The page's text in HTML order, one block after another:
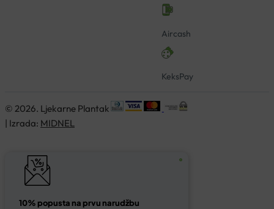
Aircash
KeksPay
© 2026. Ljekarne Plantak
| Izrada: MIDNEL
10% popusta na prvu narudžbu